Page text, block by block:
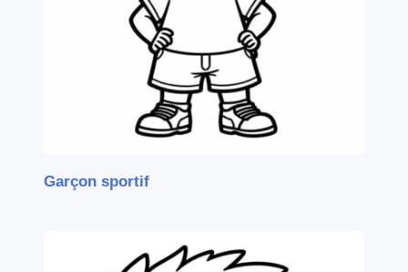
Garçon sportif